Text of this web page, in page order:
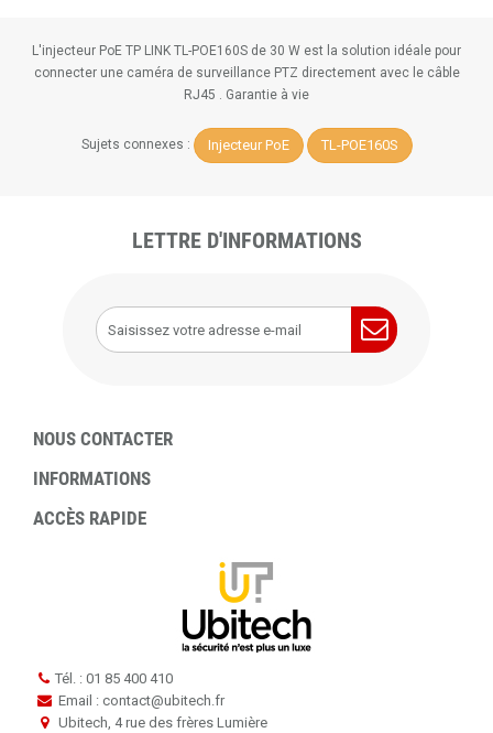
L'injecteur PoE TP LINK TL-POE160S de 30 W est la solution idéale pour
connecter une caméra de surveillance PTZ directement avec le câble
RJ45 . Garantie à vie
Sujets connexes : Injecteur PoE TL-POE160S
LETTRE D'INFORMATIONS
NOUS CONTACTER
INFORMATIONS
ACCÈS RAPIDE
Tél. : 01 85 400 410
Email : contact@ubitech.fr
Ubitech, 4 rue des frères Lumière